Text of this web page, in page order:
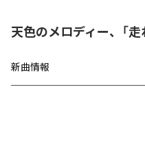
天色のメロディー、「
新曲情報